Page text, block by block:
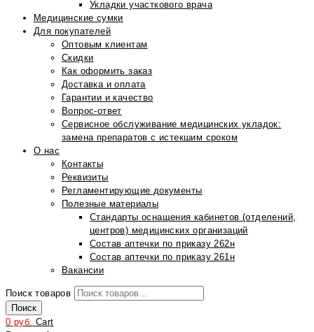
Укладки участкового врача
Медицинские сумки
Для покупателей
Оптовым клиентам
Скидки
Как оформить заказ
Доставка и оплата
Гарантии и качество
Вопрос-ответ
Сервисное обслуживание медицинских укладок:
замена препаратов с истекшим сроком
О нас
Контакты
Реквизиты
Регламентирующие документы
Полезные материалы
Стандарты оснащения кабинетов (отделений,
центров) медицинских организаций
Состав аптечки по приказу 262н
Состав аптечки по приказу 261н
Вакансии
Поиск товаров
Поиск
0 руб. Cart